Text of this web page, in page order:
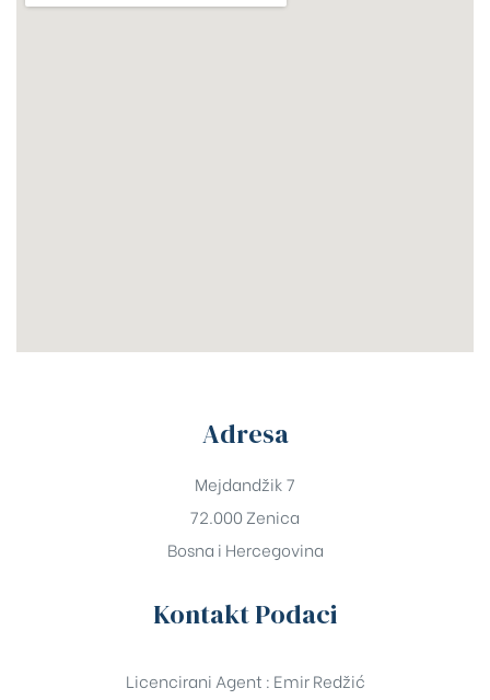
Adresa
Mejdandžik 7
72.000 Zenica
Bosna i Hercegovina
Kontakt Podaci
Licencirani Agent : Emir Redžić